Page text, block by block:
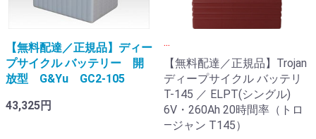
【無料配達／正規品】ディー
プサイクル バッテリー 開
放型 G&Yu GC2-105
43,325円
...
【無料配達／正規品】Trojan
ディープサイクル バッテリ
T-145 ／ ELPT(シングル)
6V・260Ah 20時間率（トロ
―ジャン T145）